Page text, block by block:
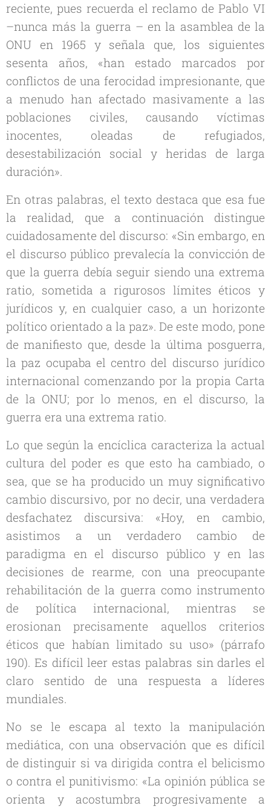
reciente, pues recuerda el reclamo de Pablo VI
–nunca más la guerra – en la asamblea de la
ONU en 1965 y señala que, los siguientes
sesenta años, «han estado marcados por
conflictos de una ferocidad impresionante, que
a menudo han afectado masivamente a las
poblaciones civiles, causando víctimas
inocentes, oleadas de refugiados,
desestabilización social y heridas de larga
duración».
En otras palabras, el texto destaca que esa fue
la realidad, que a continuación distingue
cuidadosamente del discurso: «Sin embargo, en
el discurso público prevalecía la convicción de
que la guerra debía seguir siendo una extrema
ratio, sometida a rigurosos límites éticos y
jurídicos y, en cualquier caso, a un horizonte
político orientado a la paz». De este modo, pone
de manifiesto que, desde la última posguerra,
la paz ocupaba el centro del discurso jurídico
internacional comenzando por la propia Carta
de la ONU; por lo menos, en el discurso, la
guerra era una extrema ratio.
Lo que según la encíclica caracteriza la actual
cultura del poder es que esto ha cambiado, o
sea, que se ha producido un muy significativo
cambio discursivo, por no decir, una verdadera
desfachatez discursiva: «Hoy, en cambio,
asistimos a un verdadero cambio de
paradigma en el discurso público y en las
decisiones de rearme, con una preocupante
rehabilitación de la guerra como instrumento
de política internacional, mientras se
erosionan precisamente aquellos criterios
éticos que habían limitado su uso» (párrafo
190). Es difícil leer estas palabras sin darles el
claro sentido de una respuesta a líderes
mundiales.
No se le escapa al texto la manipulación
mediática, con una observación que es difícil
de distinguir si va dirigida contra el belicismo
o contra el punitivismo: «La opinión pública se
orienta y acostumbra progresivamente a